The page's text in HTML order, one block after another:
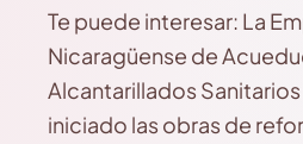
Te puede interesar: La
Nicaragüense de
Alcantarillados Sanitarios
iniciado las obras de